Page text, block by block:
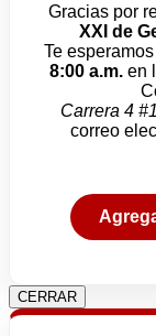
Gracias por
XXI de
Te
8:00 a.m. en
Carrera 4
correo
CERRAR